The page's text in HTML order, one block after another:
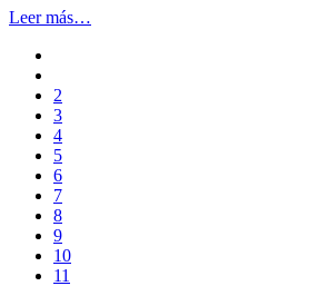
Leer más…
2
3
4
5
6
7
8
9
10
11